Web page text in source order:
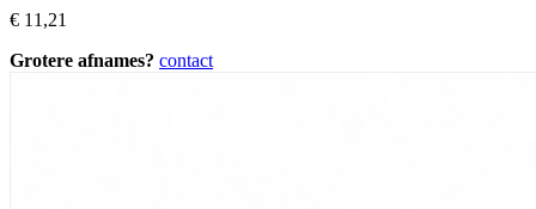
€ 11,21
Grotere afnames? contact